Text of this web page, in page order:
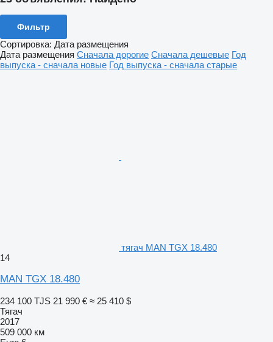
Фильтр
Сортировка: Дата размещения
Дата размещения Сначала дорогие Сначала дешевые Год
выпуска - сначала новые Год выпуска - сначала старые
тягач MAN TGX 18.480
14
MAN TGX 18.480
234 100 TJS 21 990 € ≈ 25 410 $
Тягач
2017
509 000 км